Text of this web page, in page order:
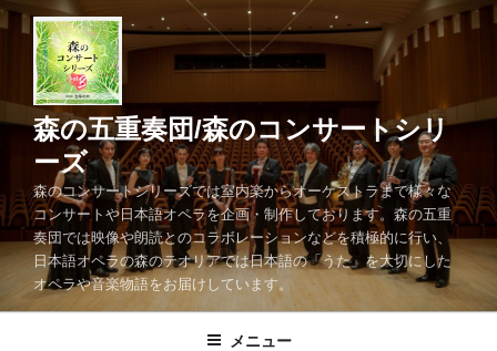
コ
ツ
キ
ッ
プ
森の五重奏団/森のコンサートシリ
ーズ
森のコンサートシリーズでは室内楽からオーケストラまで様々な
コンサートや日本語オペラを企画・制作しております。森の五重
奏団では映像や朗読とのコラボレーションなどを積極的に行い、
日本語オペラの森のテオリアでは日本語の「うた」を大切にした
オペラや音楽物語をお届けしています。
メニュー